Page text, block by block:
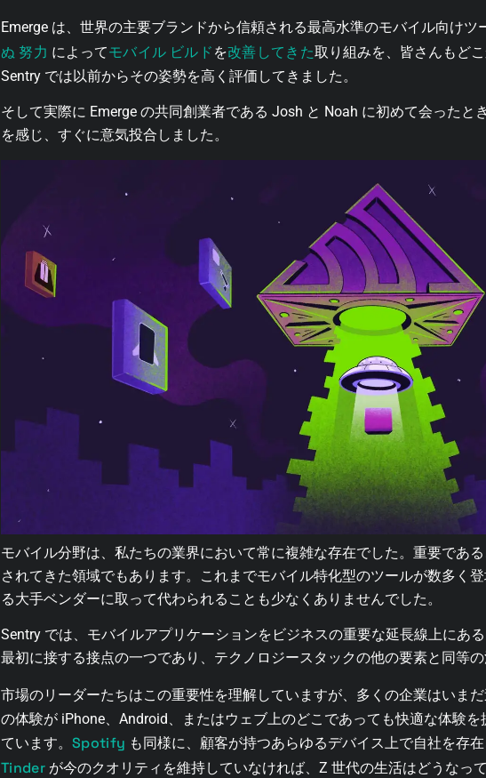
Emerge は、世界の主要ブランドから信頼される最高水準のモバイル向け
ぬ 努力 によってモバイル ビルド を改善してきた取り組みを、皆さんもど
Sentry では以前からその姿勢を高く評価してきました。
そして実際に Emerge の共同創業者である Josh と Noah に初めて会ったと
を感じ、すぐに意気投合しました。
モバイル分野は、私たちの業界において常に複雑な存在でした。重要であ
されてきた領域でもあります。これまでモバイル特化型のツールが数多く
る大手ベンダーに取って代わられることも少なくありませんでした。
Sentry では、モバイルアプリケーションをビジネスの重要な延長線上にあ
最初に接する接点の一つであり、テクノロジースタックの他の要素と同等
市場のリーダーたちはこの重要性を理解していますが、多くの企業はいまだ
の体験が iPhone、Android、またはウェブ上のどこであっても快適な体験
ています。 Spotify も同様に、顧客が持つあらゆるデバイス上で自社を存
Tinderが今のクオリティを維持していなければ、Z 世代の生活はどうなっ